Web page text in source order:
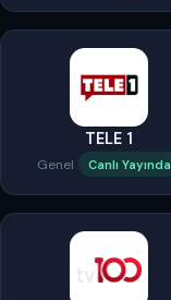
TELE 1
Genel Canlı Yayında